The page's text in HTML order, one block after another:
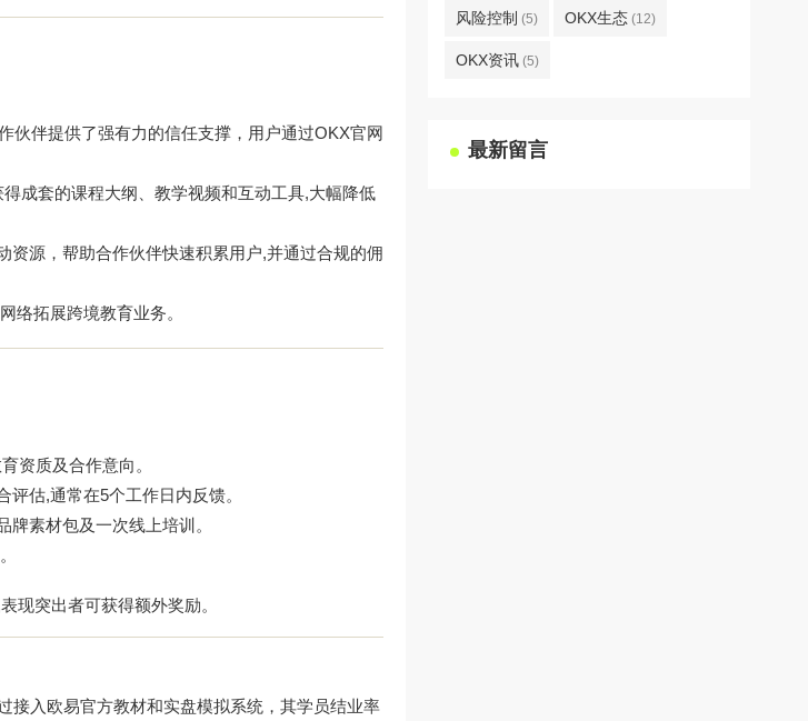
伙伴提供了强有力的信任支撑，用户通过OKX官网
成套的课程大纲、教学视频和互动工具,大幅降低
源，帮助合作伙伴快速积累用户,并通过合规的佣
络拓展跨境教育业务。
资质及合作意向。
估,通常在5个工作日内反馈。
素材包及一次线上培训。
现突出者可获得额外奖励。
接入欧易官方教材和实盘模拟系统，其学员结业率
风险控制 (5) OKX生态 (12)
OKX资讯 (5)
最新留言